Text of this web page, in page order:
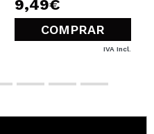
9,49€
COMPRAR
IVA Incl.